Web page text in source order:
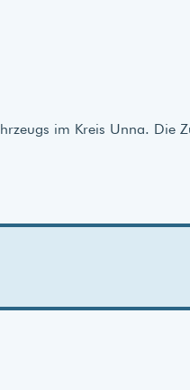
im Kreis Unna. Die